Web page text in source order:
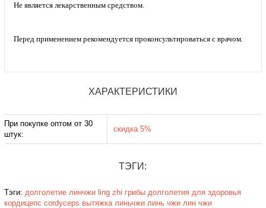
Не является лекарственным средством.
Перед применением рекомендуется проконсультироваться с врачом.
ХАРАКТЕРИСТИКИ
При покупке оптом от 30
штук:
скидка 5%
ТЭГИ:
Тэги: долголетие линчжи ling zhi грибы долголетия для здоровья
кордицепс cordyceps вытяжка линьчжи линь чжи лин чжи